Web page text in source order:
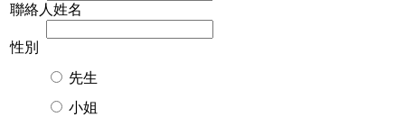
聯絡人姓名
性別
先生
小姐